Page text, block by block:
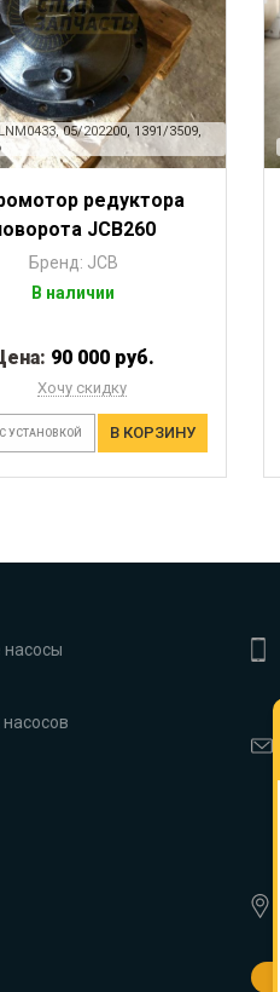
05/202200, 1391/3509,
редуктора
JCB260
Бренд: JCB
В наличии
90 000 руб.
Хочу скидку
УСТАНОВКОЙ В КОРЗИНУ
насосы